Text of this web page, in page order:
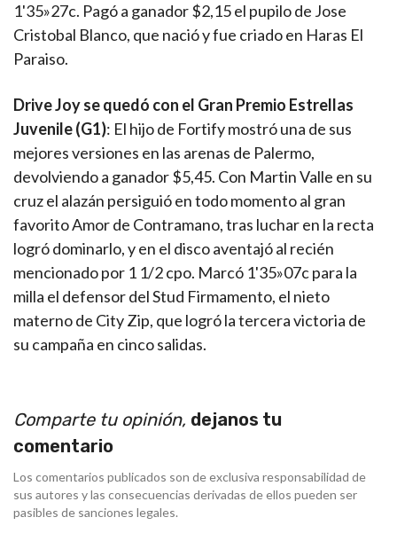
1'35»27c. Pagó a ganador $2,15 el pupilo de Jose
Cristobal Blanco, que nació y fue criado en Haras El
Paraiso.
Drive Joy se quedó con el Gran Premio Estrellas
Juvenile (G1): El hijo de Fortify mostró una de sus
mejores versiones en las arenas de Palermo,
devolviendo a ganador $5,45. Con Martin Valle en su
cruz el alazán persiguió en todo momento al gran
favorito Amor de Contramano, tras luchar en la recta
logró dominarlo, y en el disco aventajó al recién
mencionado por 1 1/2 cpo. Marcó 1'35»07c para la
milla el defensor del Stud Firmamento, el nieto
materno de City Zip, que logró la tercera victoria de
su campaña en cinco salidas.
Comparte tu opinión, dejanos tu
comentario
Los comentarios publicados son de exclusiva responsabilidad de
sus autores y las consecuencias derivadas de ellos pueden ser
pasibles de sanciones legales.